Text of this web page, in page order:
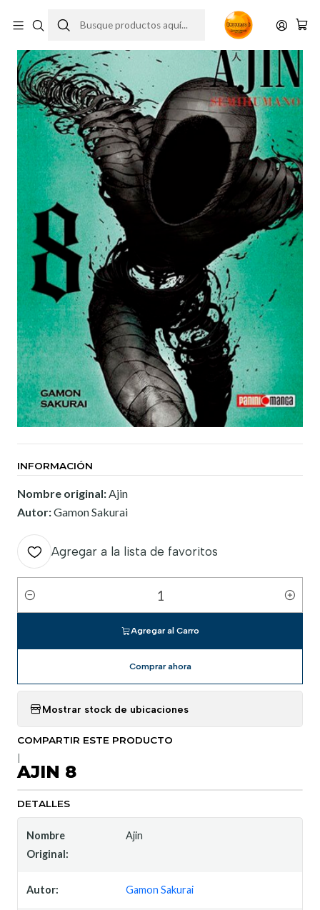
INFORMACIÓN
Nombre original:Ajin
Autor:Gamon Sakurai
Agregar a la lista de favoritos
Cantidad
Agregar al Carro
Comprar ahora
Mostrar stock de ubicaciones
COMPARTIR ESTE PRODUCTO
AJIN 8
DETALLES
Nombre
Original:
Ajin
Autor: Gamon Sakurai